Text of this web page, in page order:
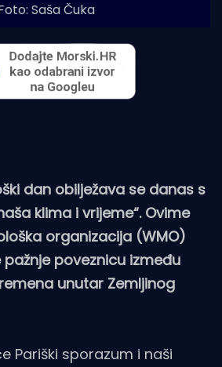
Saša Čuka
dan obilježava se danas s
klima i vrijeme“. Ovime
organizacija (WMO)
poveznicu između
unutar Zemljinog
Pariški sporazum i naši